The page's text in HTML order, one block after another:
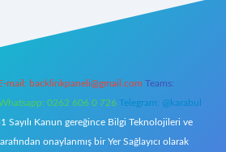
mail: backlinkpaneli@gmail.com Teams:
0262 606 0 726 Telegram: @karabul
Sayılı Kanun gereğince Bilgi Teknolojileri ve
onaylanmış bir Yer Sağlayıcı olarak